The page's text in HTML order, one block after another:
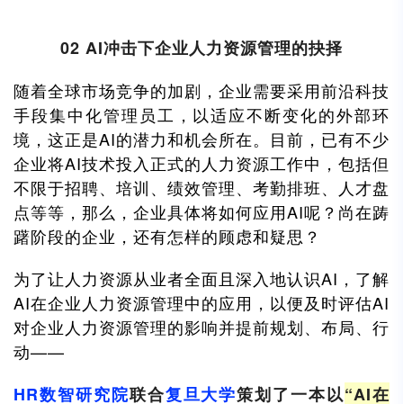
02 AI冲击下企业人力资源管理的抉择
随着全球市场竞争的加剧，企业需要采用前沿科技
手段集中化管理员工，以适应不断变化的外部环
境，这正是AI的潜力和机会所在。目前，已有不少
企业将AI技术投入正式的人力资源工作中，包括但
不限于招聘、培训、绩效管理、考勤排班、人才盘
点等等，那么，企业具体将如何应用AI呢？尚在踌
躇阶段的企业，还有怎样的顾虑和疑思？
为了让人力资源从业者全面且深入地认识AI，了解
AI在企业人力资源管理中的应用，以便及时评估AI
对企业人力资源管理的影响并提前规划、布局、行
动——
HR数智研究院联合复旦大学策划了一本以“AI在